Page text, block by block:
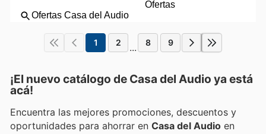
1 2 ... 8 9
¡El nuevo catálogo de Casa del Audio ya está
acá!
Encuentra las mejores promociones, descuentos y
oportunidades para ahorrar en Casa del Audio en